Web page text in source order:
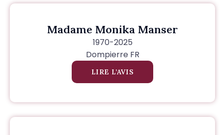
Madame Monika Manser
1970-2025
Dompierre FR
LIRE L’AVIS